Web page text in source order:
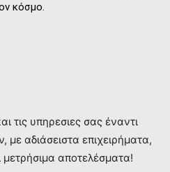
κόσμο.
τις υπηρεσιες σας έναντι
αδιάσειστα επιχειρήματα,
μετρήσιμα αποτελέσματα!